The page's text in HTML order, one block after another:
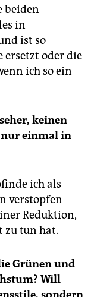
beiden
in
ist so
ersetzt oder die
ich so ein
keinen
nur einmal in
ich als
verstopfen
Reduktion,
zu tun hat.
Grünen und
Will